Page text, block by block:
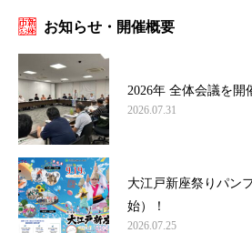
お知らせ・開催概要
2026年 全体会議を開
2026.07.31
大江戸新座祭りパン
始）！
2026.07.25